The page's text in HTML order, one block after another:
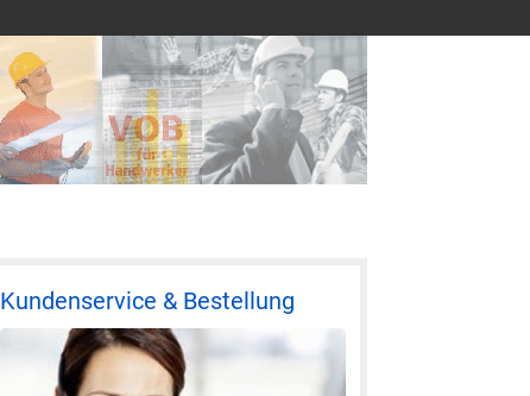
Kundenservice & Bestellung